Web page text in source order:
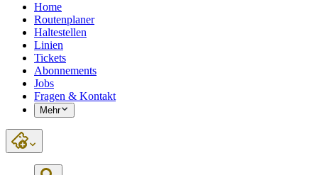
Home
Routenplaner
Haltestellen
Linien
Tickets
Abonnements
Jobs
Fragen & Kontakt
Mehr